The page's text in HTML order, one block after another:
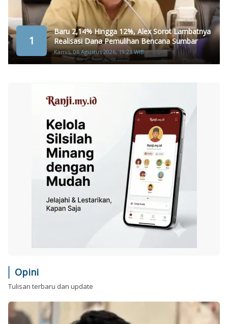
1
Baru 2,14% Hingga 12%, Alex Sorot Lambatnya
Realisasi Dana Pemulihan Bencana Sumbar
Kamis, 06 Agustus 2026, 19:23 WIB
Opini
Tulisan terbaru dan update